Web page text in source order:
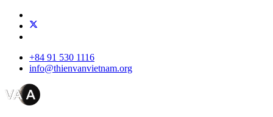
+84 91 530 1116
info@thienvanvietnam.org